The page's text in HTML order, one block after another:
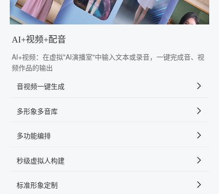
AI+视频+配音
AI+视频：在虚拟"AI演播室"中输入文本或录音，一键完成音、视
频作品的输出
音视频一键生成
多形象多音库
多功能编排
秒级虚拟人构建
标准形象定制